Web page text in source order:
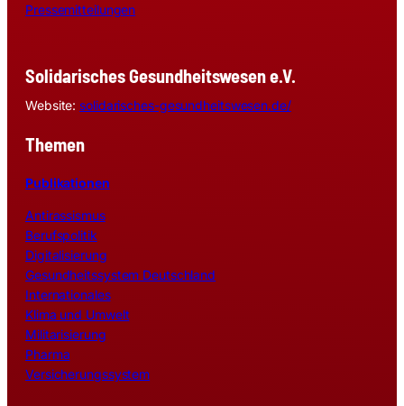
Pressemitteilungen
Solidarisches Gesundheitswesen e.V.
Website: solidarisches-gesundheitswesen.de/
Themen
Publikationen
Antirassismus
Berufspolitik
Digitalisierung
Gesundheitssystem Deutschland
Internationales
Klima und Umwelt
Militarisierung
Pharma
Versicherungssystem